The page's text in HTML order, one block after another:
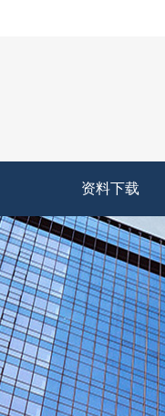
资料下载